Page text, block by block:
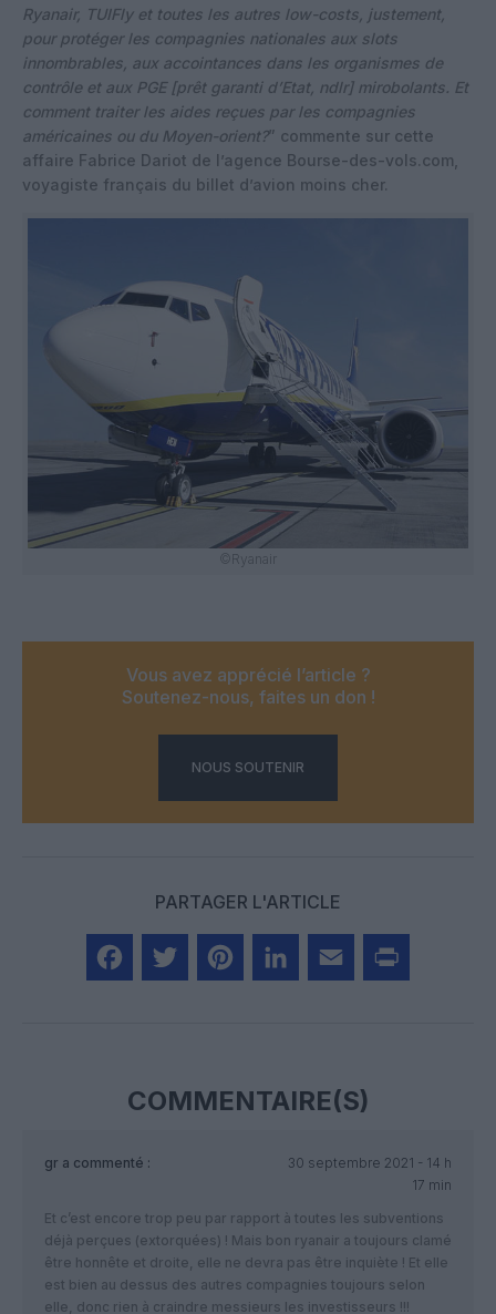
Ryanair, TUIFly et toutes les autres low-costs, justement,
pour protéger les compagnies nationales aux slots
innombrables, aux accointances dans les organismes de
contrôle et aux PGE [prêt garanti d’Etat, ndlr] mirobolants. Et
comment traiter les aides reçues par les compagnies
américaines ou du Moyen-orient?” commente sur cette
affaire Fabrice Dariot de l’agence Bourse-des-vols.com,
voyagiste français du billet d’avion moins cher.
©Ryanair
Vous avez apprécié l’article ?
Soutenez-nous, faites un don !
NOUS SOUTENIR
PARTAGER L'ARTICLE
COMMENTAIRE(S)
gr a commenté :
30 septembre 2021 - 14 h
17 min
Et c’est encore trop peu par rapport à toutes les subventions
déjà perçues (extorquées) ! Mais bon ryanair a toujours clamé
être honnête et droite, elle ne devra pas être inquiète ! Et elle
est bien au dessus des autres compagnies toujours selon
elle, donc rien à craindre messieurs les investisseurs !!!